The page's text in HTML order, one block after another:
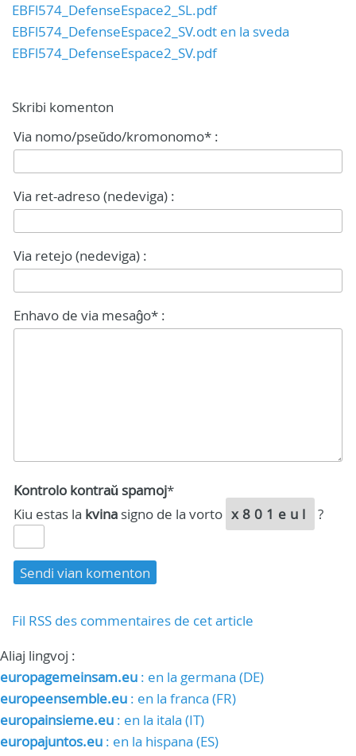
EBFl574_DefenseEspace2_SL.pdf
EBFl574_DefenseEspace2_SV.odt en la sveda
EBFl574_DefenseEspace2_SV.pdf
Skribi komenton
Via nomo/pseŭdo/kromonomo* :
Via ret-adreso (nedeviga) :
Via retejo (nedeviga) :
Enhavo de via mesaĝo* :
Kontrolo kontraŭ spamoj*
Kiu estas la kvina signo de la vorto x801eul ?
Fil RSS des commentaires de cet article
Aliaj lingvoj :
europagemeinsam.eu : en la germana (DE)
europeensemble.eu : en la franca (FR)
europainsieme.eu : en la itala (IT)
europajuntos.eu : en la hispana (ES)